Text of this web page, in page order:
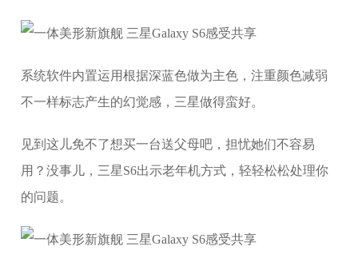
系统软件内置运用根据深蓝色做为主色，注重颜色减弱
不一样标志产生的幻觉感，三星做得蛮好。
见到这儿免不了想买一台送父母吧，担忧她们不容易
用？没事儿，三星S6出示老年机方式，轻轻松松处理你
的问题。